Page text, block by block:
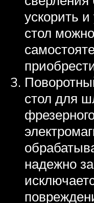
ускорить и
стол
стол для
надежно